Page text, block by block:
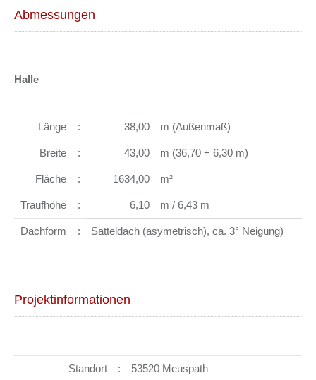
Abmessungen
Halle
Länge : 38,00 m (Außenmaß)
Breite : 43,00 m (36,70 + 6,30 m)
Fläche : 1634,00 m²
Traufhöhe : 6,10 m / 6,43 m
Dachform : Satteldach (asymetrisch), ca. 3° Neigung)
Projektinformationen
Standort : 53520 Meuspath